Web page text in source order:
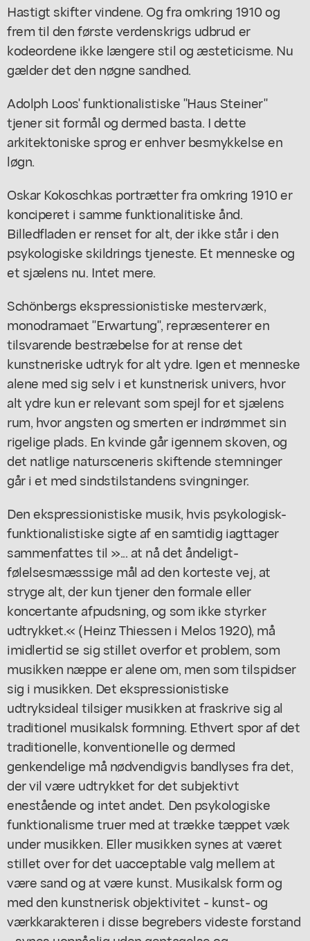
Hastigt skifter vindene. Og fra omkring 1910 og
frem til den første verdenskrigs udbrud er
kodeordene ikke længere stil og æsteticisme. Nu
gælder det den nøgne sandhed.
Adolph Loos' funktionalistiske "Haus Steiner"
tjener sit formål og dermed basta. I dette
arkitektoniske sprog er enhver besmykkelse en
løgn.
Oskar Kokoschkas portrætter fra omkring 1910 er
konciperet i samme funktionalitiske ånd.
Billedfladen er renset for alt, der ikke står i den
psykologiske skildrings tjeneste. Et menneske og
et sjælens nu. Intet mere.
Schönbergs ekspressionistiske mesterværk,
monodramaet "Erwartung", repræsenterer en
tilsvarende bestræbelse for at rense det
kunstneriske udtryk for alt ydre. Igen et menneske
alene med sig selv i et kunstnerisk univers, hvor
alt ydre kun er relevant som spejl for et sjælens
rum, hvor angsten og smerten er indrømmet sin
rigelige plads. En kvinde går igennem skoven, og
det natlige natursceneris skiftende stemninger
går i et med sindstilstandens svingninger.
Den ekspressionistiske musik, hvis psykologisk-
funktionalistiske sigte af en samtidig iagttager
sammenfattes til »... at nå det åndeligt-
følelsesmæsssige mål ad den korteste vej, at
stryge alt, der kun tjener den formale eller
koncertante afpudsning, og som ikke styrker
udtrykket.« (Heinz Thiessen i Melos 1920), må
imidlertid se sig stillet overfor et problem, som
musikken næppe er alene om, men som tilspidser
sig i musikken. Det ekspressionistiske
udtryksideal tilsiger musikken at fraskrive sig al
traditionel musikalsk formning. Ethvert spor af det
traditionelle, konventionelle og dermed
genkendelige må nødvendigvis bandlyses fra det,
der vil være udtrykket for det subjektivt
enestående og intet andet. Den psykologiske
funktionalisme truer med at trække tæppet væk
under musikken. Eller musikken synes at været
stillet over for det uacceptable valg mellem at
være sand og at være kunst. Musikalsk form og
med den kunstnerisk objektivitet - kunst- og
værkkarakteren i disse begrebers videste forstand